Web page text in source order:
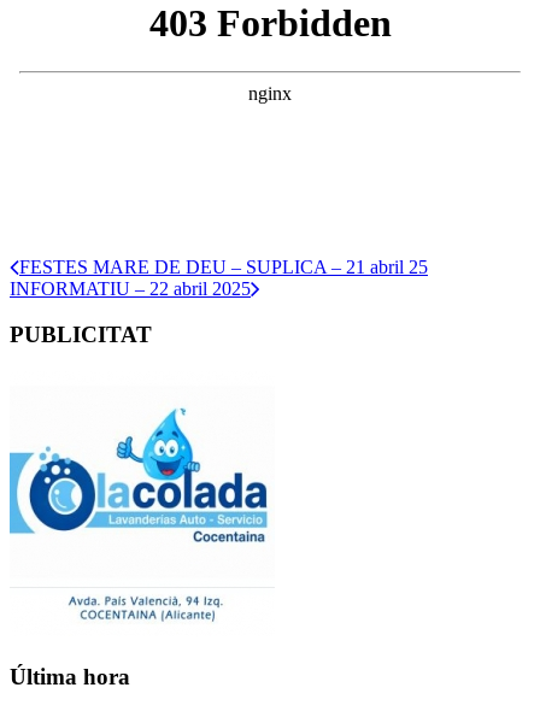
FESTES MARE DE DEU – SUPLICA – 21 abril 25
INFORMATIU – 22 abril 2025
PUBLICITAT
Última hora